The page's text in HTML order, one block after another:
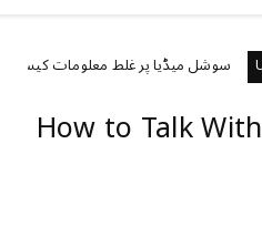
میڈیا پر غلط معلومات کیسے پہچانیں؟
How to Talk